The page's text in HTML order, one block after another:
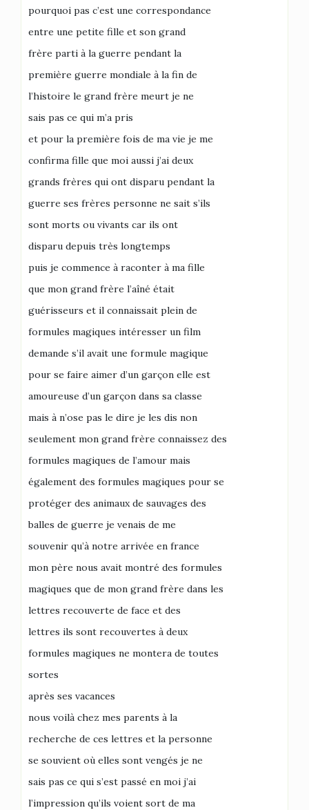
pourquoi pas c’est une correspondance
entre une petite fille et son grand
frère parti à la guerre pendant la
première guerre mondiale à la fin de
l’histoire le grand frère meurt je ne
sais pas ce qui m’a pris
et pour la première fois de ma vie je me
confirma fille que moi aussi j’ai deux
grands frères qui ont disparu pendant la
guerre ses frères personne ne sait s’ils
sont morts ou vivants car ils ont
disparu depuis très longtemps
puis je commence à raconter à ma fille
que mon grand frère l’aîné était
guérisseurs et il connaissait plein de
formules magiques intéresser un film
demande s’il avait une formule magique
pour se faire aimer d’un garçon elle est
amoureuse d’un garçon dans sa classe
mais à n’ose pas le dire je les dis non
seulement mon grand frère connaissez des
formules magiques de l’amour mais
également des formules magiques pour se
protéger des animaux de sauvages des
balles de guerre je venais de me
souvenir qu’à notre arrivée en france
mon père nous avait montré des formules
magiques que de mon grand frère dans les
lettres recouverte de face et des
lettres ils sont recouvertes à deux
formules magiques ne montera de toutes
sortes
après ses vacances
nous voilà chez mes parents à la
recherche de ces lettres et la personne
se souvient où elles sont vengés je ne
sais pas ce qui s’est passé en moi j’ai
l’impression qu’ils voient sort de ma